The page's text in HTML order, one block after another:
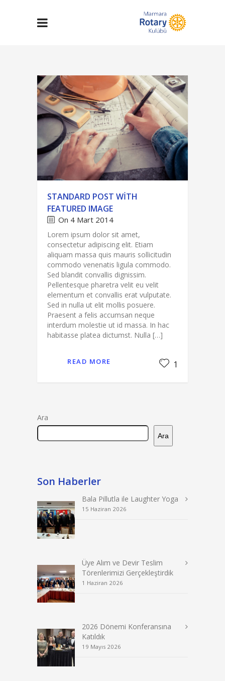
STANDARD POST WITH
FEATURED IMAGE
On 4 Mart 2014
Lorem ipsum dolor sit amet,
consectetur adipiscing elit. Etiam
aliquam massa quis mauris sollicitudin
commodo venenatis ligula commodo.
Sed blandit convallis dignissim.
Pellentesque pharetra velit eu velit
elementum et convallis erat vulputate.
Sed in nulla ut elit mollis posuere.
Praesent a felis accumsan neque
interdum molestie ut id massa. In hac
habitasse platea dictumst. Nulla […]
READ MORE 1
Ara
Ara
Son Haberler
Bala Pillutla ile Laughter Yoga
15 Haziran 2026
Üye Alım ve Devir Teslim
Törenlerimizi Gerçekleştirdik
1 Haziran 2026
2026 Dönemi Konferansına
Katıldık
19 Mayıs 2026